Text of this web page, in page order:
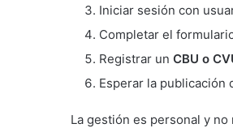
Iniciar sesión con
Completar el
Registrar un CBU o
Esperar la publicación
La gestión es personal y